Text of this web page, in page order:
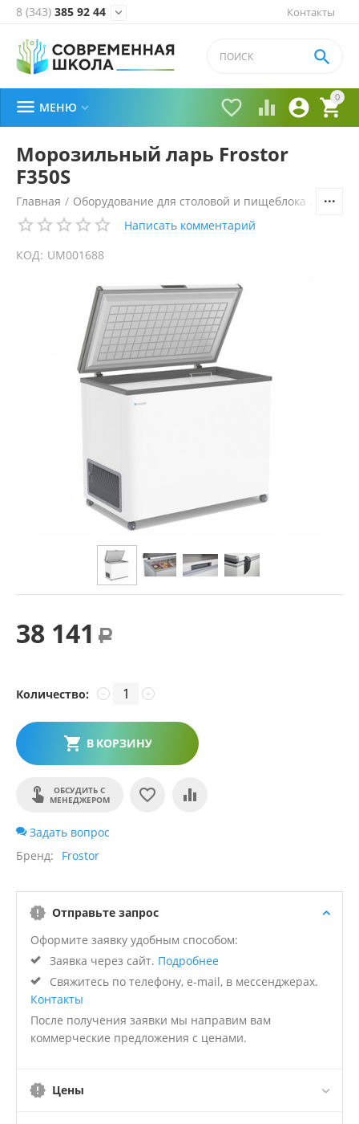
Контакты
8 (343) 385 92 44 
0


 

 МЕНЮ 
Морозильный ларь Frostor
F350S
Главная / Оборудование для столовой и пищеблока
Написать комментарий
КОД: UM001688
38 141 Р
Количество: +
−
В КОРЗИНУ
ОБСУДИТЬ С
МЕНЕДЖЕРОМ
Задать вопрос
Бренд
Frostor
Отправьте запрос
Оформите заявку удобным способом:
Заявка через сайт. Подробнее
Свяжитесь по телефону, e-mail, в мессенджерах.
Контакты
После получения заявки мы направим вам
коммерческие предложения с ценами.
Цены